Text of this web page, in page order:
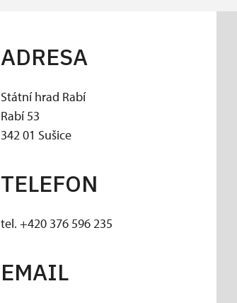
ADRESA
Státní hrad Rabí
Rabí 53
342 01 Sušice
TELEFON
tel. +420 376 596 235
EMAIL